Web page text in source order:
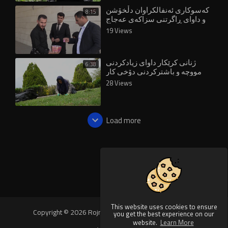
This website uses cookies to ensure
you get the best experience on our
website. Learn More
8:15 کەسوکاری ئەنفالکراوان دڵخۆشن
و داوای ڕاگرتنی سزاکەی عەجاج
دەکرێت
19 Views
6:38 ژنانی کرێکار داوای زیادکردنی
مووچە و باشترکردنی دۆخی کار
دەکەن
28 Views
Load more
Copyright © 2026 Rojnews Video. All rights reserved.